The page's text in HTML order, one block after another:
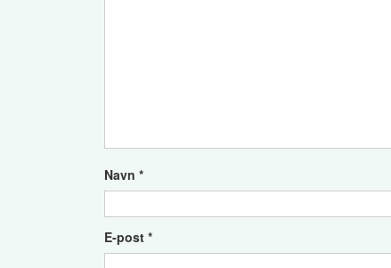
Navn *
E-post *